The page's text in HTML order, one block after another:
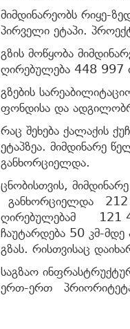
მიმდინარეობს რიყე-
პირველი ეტაპი.
გზის მოწყობა
ღირებულება 448 997
გზების
ფონდისა და
რაც შეხება ქალაქის
ეტაპზეა. მიმდინარე
განხორციელდა.
ცნობისთვის,
განხორციელდა 212
ღირებულებამ 121
ჩაუტარდება 50 კმ-
გზას. რისთვისაც
საგზაო
ერთ-ერთ